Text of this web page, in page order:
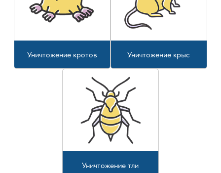
Уничтожение кротов Уничтожение крыс
Уничтожение тли